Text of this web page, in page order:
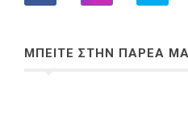
ΜΠΕΙΤΕ ΣΤΗΝ ΠΑΡΕΑ